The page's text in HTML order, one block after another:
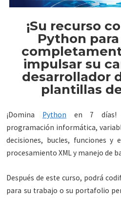
¡Su recurso
Python
impulsar su
desarrollador
plantillas
¡Domina Python en 7 días!
programación informática,
decisiones, bucles, funciones y
procesamiento XML y manejo de
Después de este curso, podrá
para su trabajo o su portafolio